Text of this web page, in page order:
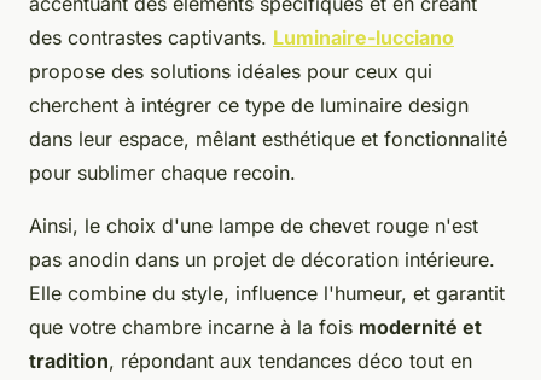
des contrastes captivants. Luminaire-lucciano
propose des solutions idéales pour ceux qui
cherchent à intégrer ce type de luminaire design
dans leur espace, mêlant esthétique et fonctionnalité
pour sublimer chaque recoin.
Ainsi, le choix d'une lampe de chevet rouge n'est
pas anodin dans un projet de décoration intérieure.
Elle combine du style, influence l'humeur, et garantit
que votre chambre incarne à la fois modernité et
tradition, répondant aux tendances déco tout en